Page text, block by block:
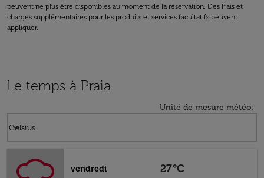
peuvent ne plus être disponibles au moment de la réservation. Des frais et
charges supplémentaires pour les produits et services facultatifs peuvent
appliquer.
Le temps à Praia
Unité de mesure météo:
Celsius
keyboard_arrow_down
vendredi
27°C